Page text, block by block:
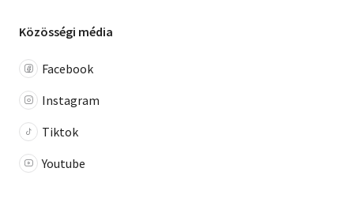
Közösségi média
Facebook
Instagram
Tiktok
Youtube